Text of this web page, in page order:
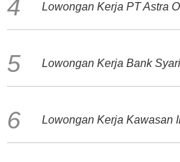
Lowongan Kerja PT Astra
Lowongan Kerja Bank
Lowongan Kerja Kawasan